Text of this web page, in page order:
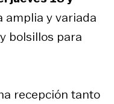
amplia y variada
bolsillos para
recepción tanto